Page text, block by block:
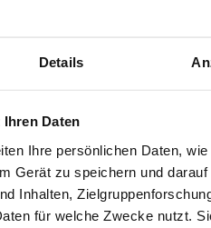
Details
Daten
Ihre persönlichen Daten,
Gerät zu speichern und
Inhalten,
für welche Zwecke nutzt.